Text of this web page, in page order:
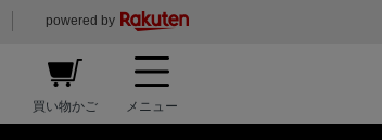
powered by
買い物かご メニュー